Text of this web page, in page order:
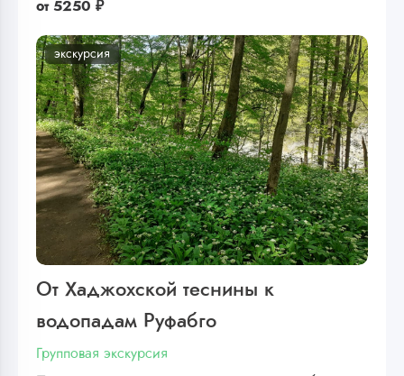
от 5250 ₽
экскурсия
От Хаджохской теснины к
водопадам Руфабго
Групповая экскурсия